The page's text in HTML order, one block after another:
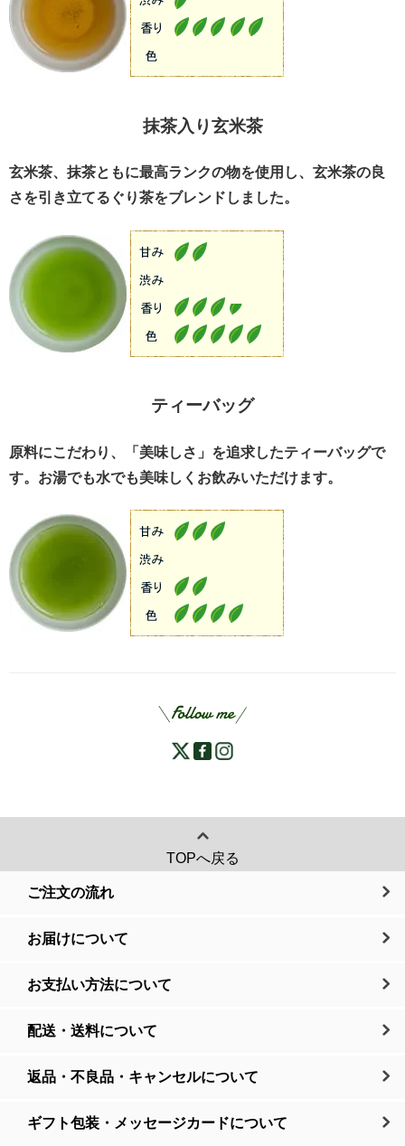
抹茶入り玄米茶
玄米茶、抹茶ともに最高ランクの物を使用し、玄米茶の良
さを引き立てるぐり茶をブレンドしました。
ティーバッグ
原料にこだわり、「美味しさ」を追求したティーバッグで
す。お湯でも水でも美味しくお飲みいただけます。
TOPへ戻る
ご注文の流れ
お届けについて
お支払い方法について
配送・送料について
返品・不良品・キャンセルについて
ギフト包装・メッセージカードについて